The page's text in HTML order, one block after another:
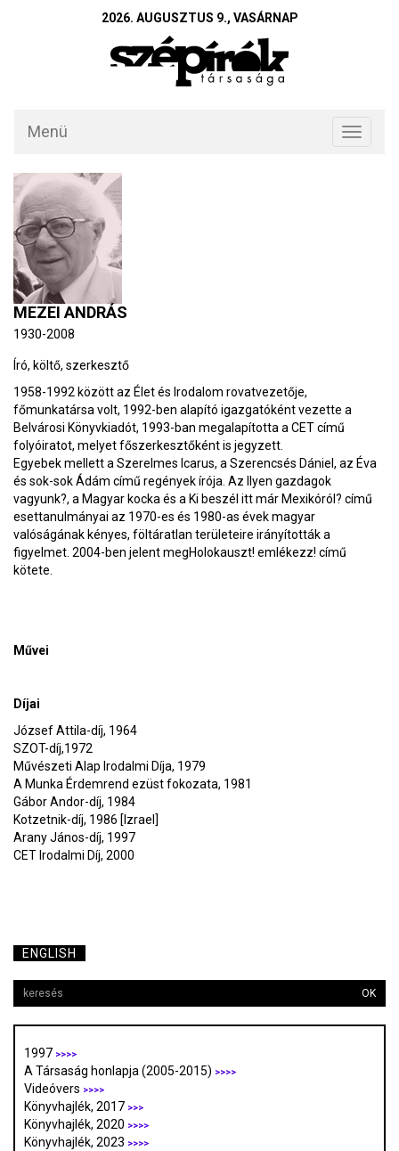
2026. AUGUSZTUS 9., VASÁRNAP
Toggle
Menü
MEZEI ANDRÁS
1930-2008
Író, költő, szerkesztő
1958-1992 között az Élet és Irodalom rovatvezetője,
főmunkatársa volt, 1992-ben alapító igazgatóként vezette a
Belvárosi Könyvkiadót, 1993-ban megalapította a CET című
folyóiratot, melyet főszerkesztőként is jegyzett.
Egyebek mellett a Szerelmes Icarus, a Szerencsés Dániel, az Éva
és sok-sok Ádám című regények írója. Az Ilyen gazdagok
vagyunk?, a Magyar kocka és a Ki beszél itt már Mexikóról? című
esettanulmányai az 1970-es és 1980-as évek magyar
valóságának kényes, föltáratlan területeire irányították a
figyelmet. 2004-ben jelent megHolokauszt! emlékezz! című
kötete.
Művei
Díjai
József Attila-díj, 1964
SZOT-díj,1972
Művészeti Alap Irodalmi Díja, 1979
A Munka Érdemrend ezüst fokozata, 1981
Gábor Andor-díj, 1984
Kotzetnik-díj, 1986 [Izrael]
Arany János-díj, 1997
CET Irodalmi Díj, 2000
ENGLISH
OK
1997 >>>>
A Társaság honlapja (2005-2015) >>>>
Videóvers >>>>
Könyvhajlék, 2017 >>>
Könyvhajlék, 2020 >>>>
Könyvhajlék, 2023 >>>>